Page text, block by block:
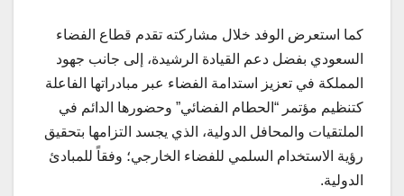
كما استعرض الوفد خلال مشاركته تقدم قطاع الفضاء
السعودي بفضل دعم القيادة الرشيدة، إلى جانب جهود
المملكة في تعزيز استدامة الفضاء عبر مبادراتها الفاعلة
كتنظيم مؤتمر “الحطام الفضائي” وحضورها الدائم في
الملتقيات والمحافل الدولية، الذي يجسد التزامها بتحقيق
رؤية الاستخدام السلمي للفضاء الخارجي؛ وفقاً للمبادئ
الدولية.